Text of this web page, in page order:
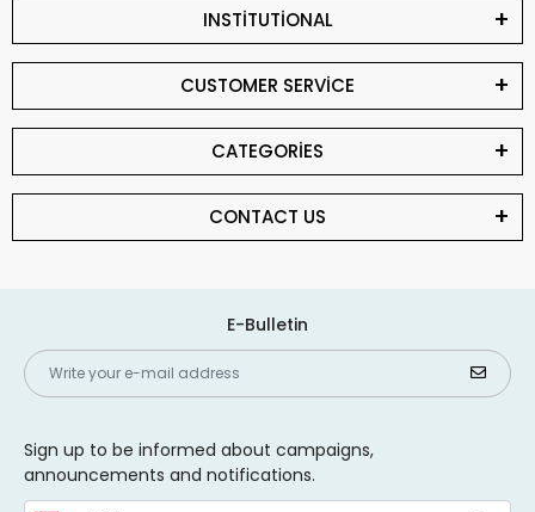
INSTİTUTİONAL
CUSTOMER SERVİCE
CATEGORİES
CONTACT US
E-Bulletin
Sign up to be informed about campaigns,
announcements and notifications.